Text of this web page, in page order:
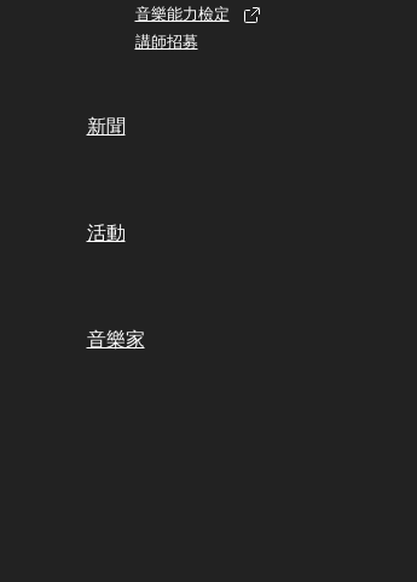
音樂能力檢定
講師招募
新聞
活動
音樂家